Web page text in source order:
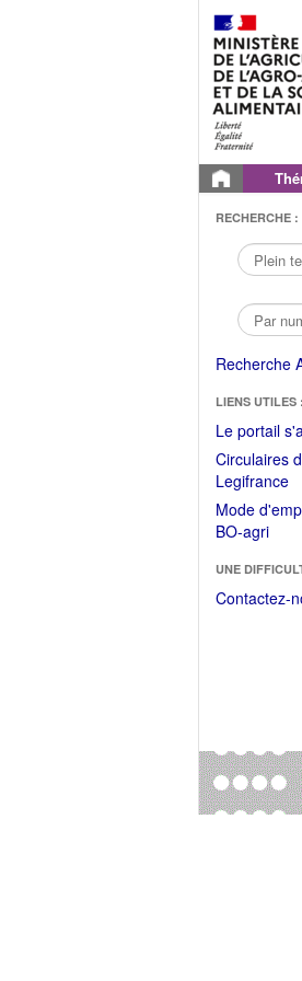
RECHERCHE :
Recherche
LIENS UTILES :
Le portail
Circulaires
Legifrance
une
Mode
BO-agri
une
UNE
Contactez-